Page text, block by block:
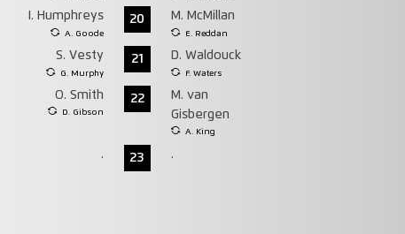
I. Humphreys
A. Goode
20 M. McMillan
E. Reddan
S. Vesty
G. Murphy
21 D. Waldouck
F. Waters
O. Smith
D. Gibson
22
M. van
Gisbergen
A. King
. 23 .